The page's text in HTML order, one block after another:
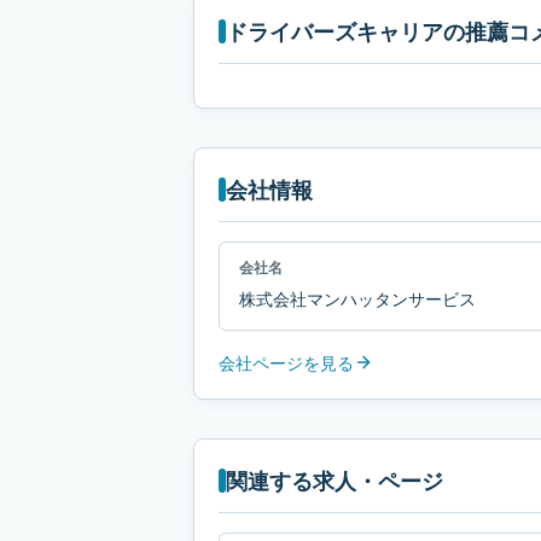
ドライバーズキャリアの推薦コ
会社情報
会社名
株式会社マンハッタンサービス
会社ページを見る
関連する求人・ページ